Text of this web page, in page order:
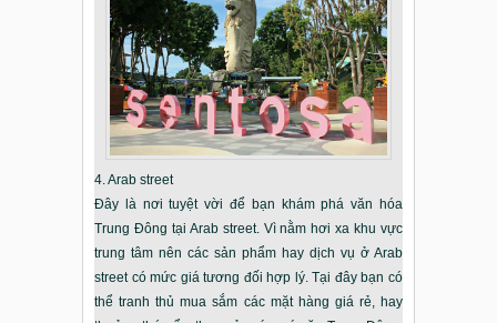
4. Arab street
Đây là nơi tuyệt vời để bạn khám phá văn hóa
Trung Đông tại Arab street. Vì nằm hơi xa khu vực
trung tâm nên các sản phẩm hay dịch vụ ở Arab
street có mức giá tương đối hợp lý. Tại đây bạn có
thể tranh thủ mua sắm các mặt hàng giá rẻ, hay